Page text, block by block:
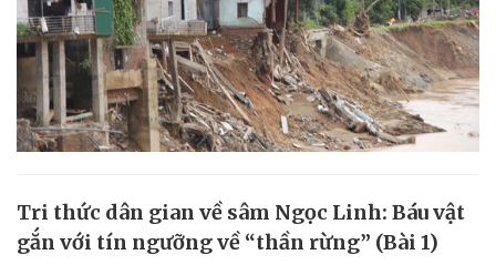
Tri thức dân gian về sâm Ngọc Linh: Báu vật
gắn với tín ngưỡng về “thần rừng” (Bài 1)